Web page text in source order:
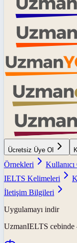
Ücretsiz Üye Ol
Örnekleri
IELTS Kelimeleri
İletişim Bilgileri
Uygulamayı indir
UzmanIELTS cebinde